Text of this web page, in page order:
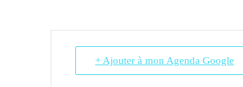
+ Ajouter à mon Agenda Google